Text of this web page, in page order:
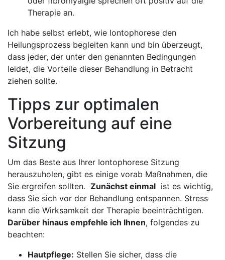
Therapie an.
Ich habe ​selbst ⁢erlebt, wie Iontophorese⁣ den
Heilungsprozess begleiten kann und bin überzeugt,
dass jeder, der unter den genannten Bedingungen
‌leidet, die Vorteile dieser​ Behandlung ⁢in ​Betracht⁤
ziehen sollte.
Tipps zur optimalen
Vorbereitung auf eine‍
Sitzung
Um das Beste aus Ihrer Iontophorese Sitzung
herauszuholen, gibt⁤ es ⁤einige vorab Maßnahmen,​ die
‍Sie ergreifen sollten. ⁢ Zunächst⁤ einmal ⁢ ist es wichtig,
dass Sie sich vor⁢ der Behandlung entspannen. Stress
⁣kann⁢ die Wirksamkeit der Therapie beeinträchtigen. ⁣
Darüber‍ hinaus empfehle ich Ihnen,⁣ folgendes zu
beachten:
Hautpflege: Stellen Sie sicher, dass die